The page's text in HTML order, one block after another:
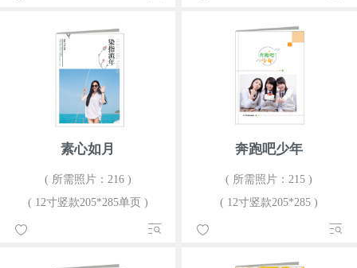
素心如月
( 所需照片：216 )
( 12寸竖款205*285单页 )
奔跑吧少年
( 所需照片：215 )
( 12寸竖款205*285 )